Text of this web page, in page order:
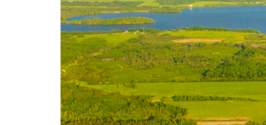
Éclairage urbain
Urbanisme